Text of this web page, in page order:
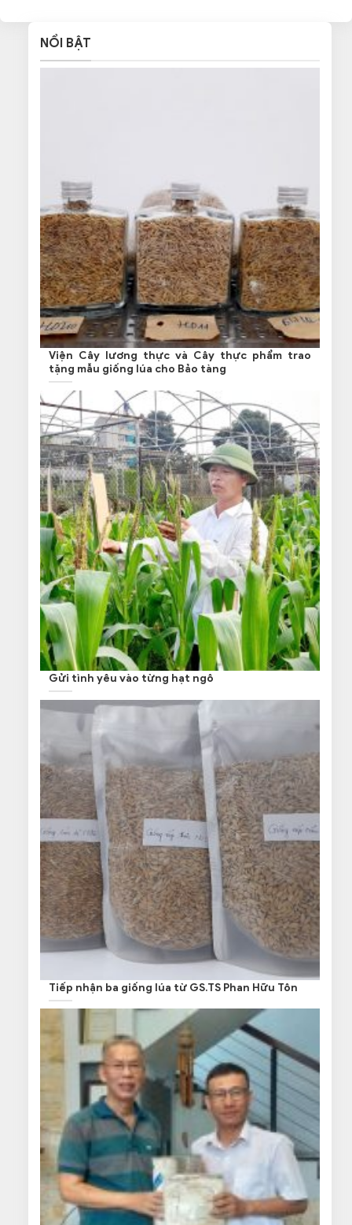
NỔI BẬT
Viện Cây lương thực và Cây thực phẩm trao
tặng mẫu giống lúa cho Bảo tàng
Gửi tình yêu vào từng hạt ngô
Tiếp nhận ba giống lúa từ GS.TS Phan Hữu Tôn